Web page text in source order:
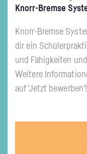
Knorr-Brem­se
Knorr-Brem­se
dir ein
und Fä­hig­kei­ten
Wei­te­re
auf 'Jetzt be­wer­ben'!